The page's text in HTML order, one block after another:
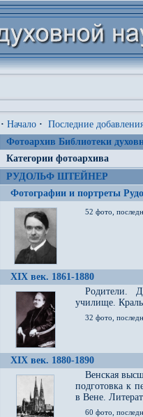
· Начало · Последние
Фотоархив Библиотеки
Категории фотоархива
РУДОЛЬФ ШТЕЙНЕР
Фотографии и портреты
52 фото,
XIX век. 1861-1880
Родители.
училище.
32 фото,
XIX век. 1880-1890
Венская
подготовка к
в Вене.
60 фото,